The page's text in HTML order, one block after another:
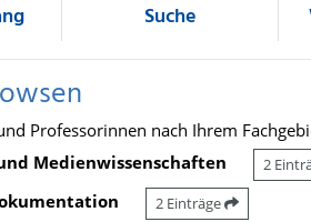
Suche
Professorinnen nach Ihrem
Medienwissenschaften
2
2 Einträge